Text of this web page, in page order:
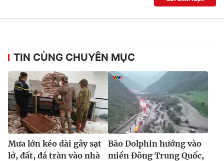
Email:toasoan@vtv.vn
TIN CÙNG CHUYÊN MỤC
Mưa lớn kéo dài gây sạt
lở, đất, đá tràn vào nhà
Bão Dolphin hướng vào
miền Đông Trung Quốc,